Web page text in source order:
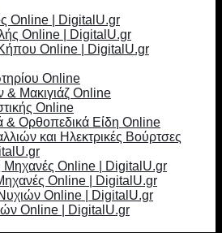
Online | DigitalU.gr
Online | DigitalU.gr
Online | DigitalU.gr
Online
& Μακιγιάζ Online
Online
& Ορθοπεδικά Είδη Online
και Ηλεκτρικές Βούρτσες
Μηχανές Online | DigitalU.gr
Online | DigitalU.gr
Online | DigitalU.gr
Online | DigitalU.gr